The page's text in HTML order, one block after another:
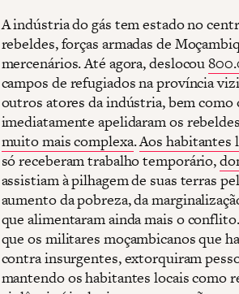
A indústria do gás tem estado no
rebeldes, forças armadas de
mercenários. Até agora, deslocou
campos de refugiados na província
outros atores da indústria, bem como
imediatamente apelidaram os
muito mais complexa.Aos habitantes
só receberam trabalho temporário,
assistiam à pilhagem de suas terras
aumento da pobreza, da
que alimentaram ainda mais o
que os militares moçambicanos que
contra insurgentes, extorquiram
mantendo os habitantes locais como